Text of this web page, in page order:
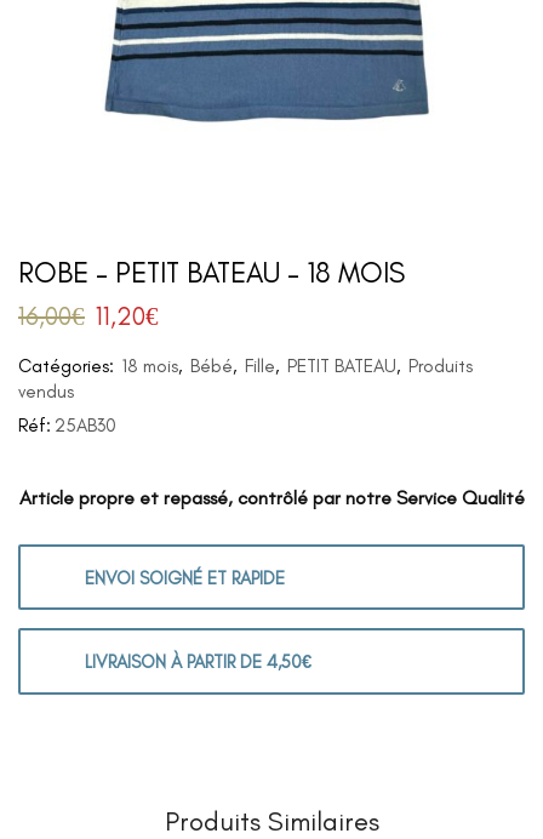
ROBE – PETIT BATEAU – 18 MOIS
16,00€ 11,20€
Catégories: 18 mois, Bébé, Fille, PETIT BATEAU, Produits
vendus
Réf: 25AB30
Article propre et repassé, contrôlé par notre Service Qualité
ENVOI SOIGNÉ ET RAPIDE
LIVRAISON À PARTIR DE 4,50€
Produits Similaires